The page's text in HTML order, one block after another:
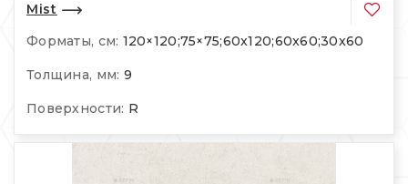
Mist
Форматы, см: 120×120;75×75;60x120;60x60;30x60
Толщина, мм: 9
Поверхности: R